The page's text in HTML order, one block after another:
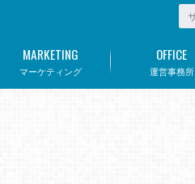
マーケティング
MARKETING
運営事務所
OFFICE